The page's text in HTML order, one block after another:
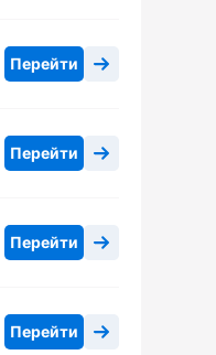
Перейти
Перейти
Перейти
Перейти